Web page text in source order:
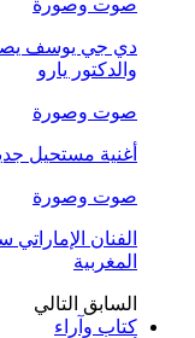
صوت وصورة
دي جي يوسف يصدر
والدكتور يارو
صوت وصورة
أغنية مستحيل
صوت وصورة
الفنان
المغربية
السابق التالي
كتاب وآراء